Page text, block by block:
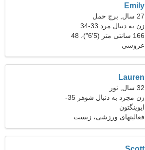
Emily
27 سال, برج حمل
زن به دنبال مرد 33-34
166 سانتی متر (5'6")، 48
کیلوگرم (105 پوند)
عروسی
Lauren
32 سال, ثور
زن مجرد به دنبال شوهر 35-
43
ایوینگتون
فعالیتهای ورزشی، زیست
شناسی